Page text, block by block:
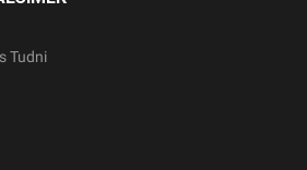
Tudni